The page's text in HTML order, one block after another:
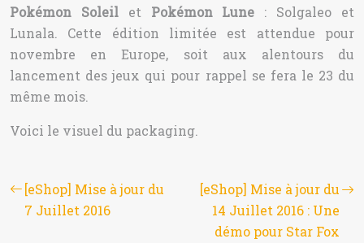
Pokémon Soleilet Pokémon Lune : Solgaleo et
Lunala. Cette édition limitée est attendue pour
novembre en Europe, soit aux alentours du
lancement des jeux qui pour rappel se fera le 23 du
même mois.
Voici le visuel du packaging.
[eShop] Mise à jour du
7 Juillet 2016
[eShop] Mise à jour du
14 Juillet 2016 : Une
démo pour Star Fox